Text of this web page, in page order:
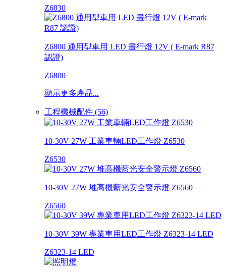
Z6830
Z6800 通用型車用 LED 晝行燈 12V ( E-mark R87
認證)
Z6800
顯示更多產品...
工程機械配件 (56)
10-30V 27W 工業車輛LED工作燈 Z6530
Z6530
10-30V 27W 堆高機藍光安全警示燈 Z6560
Z6560
10-30V 39W 專業車用LED工作燈 Z6323-14 LED
Z6323-14 LED